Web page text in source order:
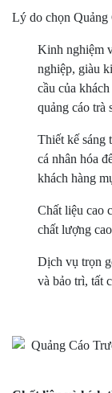
Lý do chọn Quảng
Kinh nghiệm
nghiệp, giàu
cầu của
quảng cáo trà
Thiết kế sáng
cá nhân hóa
khách hàng
Chất liệu cao
chất lượng
Dịch vụ trọn
và bảo trì, tất